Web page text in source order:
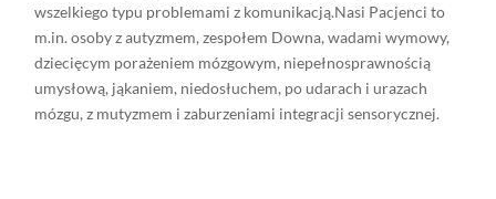
wszelkiego typu problemami z komunikacją.Nasi Pacjenci to
m.in. osoby z autyzmem, zespołem Downa, wadami wymowy,
dziecięcym porażeniem mózgowym, niepełnosprawnością
umysłową, jąkaniem, niedosłuchem, po udarach i urazach
mózgu, z mutyzmem i zaburzeniami integracji sensorycznej.